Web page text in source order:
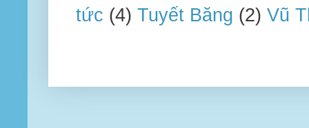
tức (4) Tuyết Băng (2) Vũ